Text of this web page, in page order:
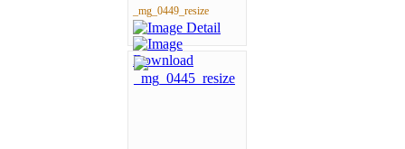
_mg_0449_resize